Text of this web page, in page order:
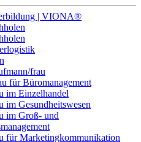
| VIONA®
frau
für Büromanagement
im Einzelhandel
im Gesundheitswesen
im Groß- und
für Marketingkommunikation